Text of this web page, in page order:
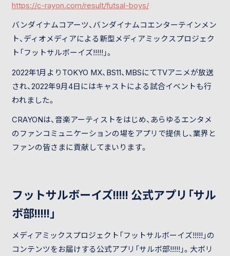
https://c-rayon.com/result/futsal-boys/
バンダイナムコアーツ、バンダイナムコエンターテインメン
ト、ディオメディアによる新型メディアミックスプロジェク
ト「フットサルボーイズ!!!!!」。
2022年1月よりTOKYO MX、BS11、MBSにてTVアニメが放送
され、2022年9月4日にはキャストによる試合イベントも行
われました。
CRAYONは、音楽アーティストをはじめ、あらゆるエンタメ
のファンコミュニケーションの場をアプリで提供し、業界と
ファンの皆さまに貢献してまいります。
フットサルボーイズ!!!!! 公式アプリ「サル
ボ部!!!!!」
メディアミックスプロジェクト「フットサルボーイズ!!!!!」の
コンテンツをお届けする公式アプリ「サルボ部!!!!!」。大ボリ